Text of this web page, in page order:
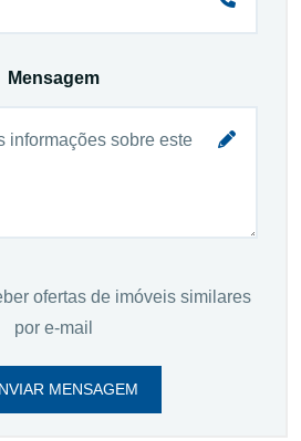
Mensagem
ofertas de imóveis similares
por e-mail
MENSAGEM